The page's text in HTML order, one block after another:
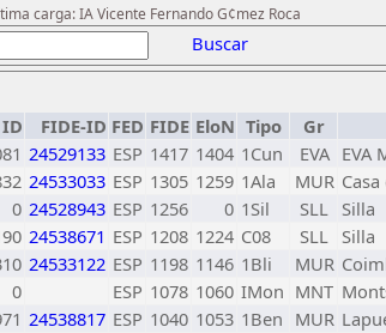
carga: IA Vicente Fernando G¢mez Roca
Buscar
ID FIDE-ID FED FIDE EloN Tipo Gr
24529133 ESP 1417 1404 1Cun EVA EVA
24533033 ESP 1305 1259 1Ala MUR
0 24528943 ESP 1256 0 1Sil SLL Silla
24538671 ESP 1208 1224 C08 SLL Silla
24533122 ESP 1198 1146 1Bli MUR
0 ESP 1078 1060 IMon MNT
24538817 ESP 1040 1053 1Ben MUR